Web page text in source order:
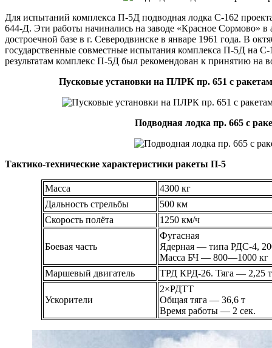
Для испытаний комплекса П-5Д подводная лодка С-162
644-Д. Эти работы начинались на заводе «Красное Сормово» в
достроечной базе в г. Северодвинске в январе 1961 года. В
государственные совместные испытания комплекса П-5Д на
результатам комплекс П-5Д был рекомендован к принятию на
Пусковые установки на ПЛРК пр. 651 с
Подводная лодка пр. 665 с
Тактико-технические характеристики ракеты П-5
Масса
4300 кг
Дальность стрельбы
500 км
Скорость полёта
1250 км/ч
Боевая часть
Фугасная
Ядерная — типа РДС-4,
Масса БЧ — 800—1000 кг
Маршевый двигатель
ТРД КРД-26. Тяга — 2,25 т
Ускорители
2×РДТТ
Общая тяга — 36,6 т
Время работы — 2 сек.